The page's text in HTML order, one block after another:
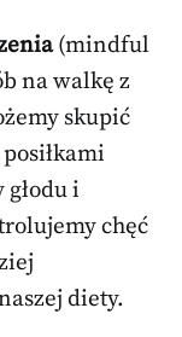
(mindful
na walkę z
skupić
i
chęć
diety.